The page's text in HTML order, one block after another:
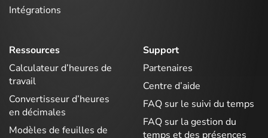
Intégrations
Ressources
Calculateur d’heures de
travail
Convertisseur d’heures
en décimales
Modèles de feuilles de
Support
Partenaires
Centre d’aide
FAQ sur le suivi du temps
FAQ sur la gestion du
temps et des présences